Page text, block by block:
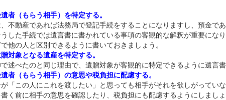
（もらう相手）を特定する。
不動産であれば法務局で登記手続をすることになりますし、預金で
した手続では遺言書に書かれている事項の客観的な解釈が重要にな
他の人と区別できるように書いておきましょう。
象となる遺産を特定する。
述べたのと同じ理由で、遺贈対象が客観的に特定できるように遺言書
（もらう相手）の意思や税負担に配慮する。
「この人にこれを渡したい」と思っても相手がそれを欲しがってい
く前に相手の意思を確認したり、税負担にも配慮するようにしましょ